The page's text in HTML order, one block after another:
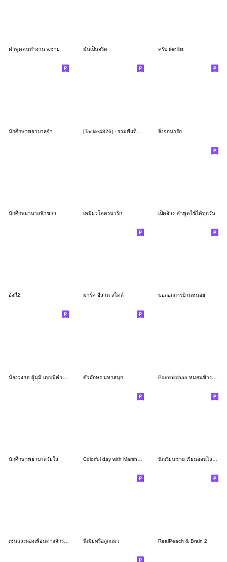
คำพูดคนทำงาน v.ชาย มันเป็นจริต ครับ tier list
นักศึกษาพยาบาลจ้า จิ้งจกน่ารัก
นักศึกพยาบาลฟ้าขาว เหมียวโคตรน่ารัก เป็ดอ้วง คำพูดใช้ได้ทุกวัน
อ้งกี้2 มาร์ค อีสาน สไตล์ ขอลอกการบ้านหน่อย
ตัวอักษร มหาสนุก Parmnitchan หมอนข้างสีม่วง 2023
นักศึกษาพยาบาลวัยใส นักเรียนชาย เรียนออนไลน์ (กางเกงดำ)
เชนและผองเพื่อนต่างจักรวาล นี่เมียหรือลูกแมว RealPeach & Brain 2